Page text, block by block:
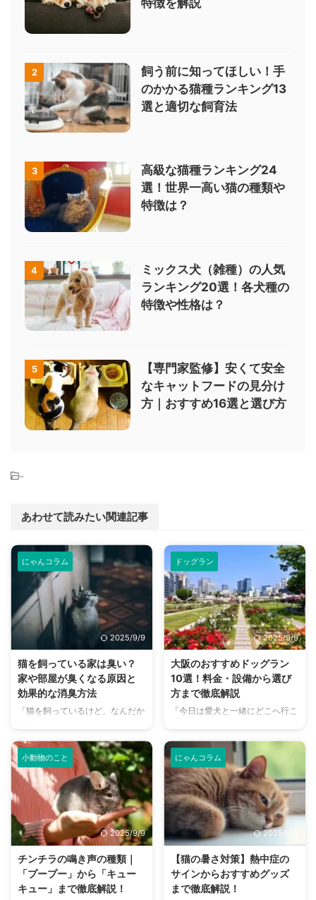
2
飼う前に知ってほしい！手
のかかる猫種ランキング13
選と適切な飼育法
3
高級な猫種ランキング24
選！世界一高い猫の種類や
特徴は？
4
ミックス犬（雑種）の人気
ランキング20選！各犬種の
特徴や性格は？
5
【専門家監修】安くて安全
なキャットフードの見分け
方｜おすすめ16選と選び方
-
あわせて読みたい関連記事
にゃんコラム
2025/9/9
猫を飼っている家は臭い？
家や部屋が臭くなる原因と
効果的な消臭方法
「猫を飼っているけど、なんだか
悩みはありませんか？猫との暮ら
しは幸せで満ちていますが、独特
のにおいが気になるという飼い主
さんは少なくありません。 特
に、来客時などは「うちのにお
い、大丈夫かな？」と不安に感じ
てしまうこともあるでしょう。
この記事では、猫のにおいの原因
を根本から突き止め、トイレ、
体、部屋など、場所別に具体的な
消臭対策を徹底的に解説します。
さらに、猫と飼い主さん両方にと
ドッグラン
2025/9/9
大阪のおすすめドッグラン
10選！料金・設備から選び
方まで徹底解説
「今日は愛犬と一緒にどこへ行こ
か？大阪には、広大な敷地でのび
のびと遊べるドッグランから、都
心でアクセスしやすい便利な施設
まで、魅力的なドッグランがたく
さんあります。 しかし、「初め
てドッグランに行くから不安」
「どの施設が愛犬に合っているか
わからない」という方も多いので
はないでしょうか。 この記事で
は、大阪府内にある人気のドッグ
ランを厳選し、料金、広さ、利用
条件、設備など、気になる情報を
小動物のこと
2025/9/9
チンチラの鳴き声の種類｜
「プープー」から「キュー
キュー」まで徹底解説！
にゃんコラム
2025/9/9
【猫の暑さ対策】熱中症の
サインからおすすめグッズ
まで徹底解説！